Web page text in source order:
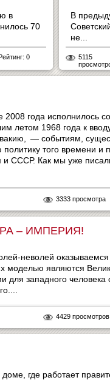
в
70
0
В
не...
5115
2008 года исполнилось
летом 1968 года к
— событиям,
политику того времени
и СССР. Как мы уже
3333 просмотра
– ИМПЕРИЯ!
неволей
моделью являются
западного человека
4429 просмотров
где работает